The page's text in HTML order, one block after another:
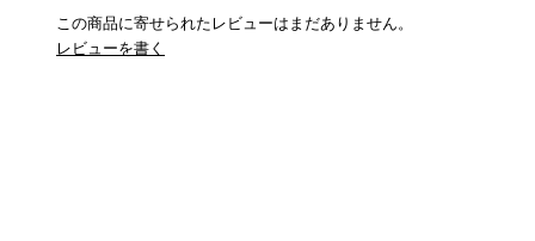
この商品に寄せられたレビューはまだありません。
レビューを書く